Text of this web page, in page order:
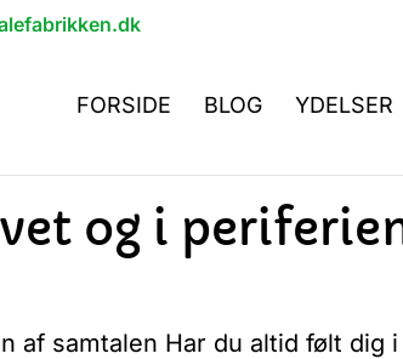
FORSIDE BLOG YDELSER
og i
af samtalen Har du altid følt dig